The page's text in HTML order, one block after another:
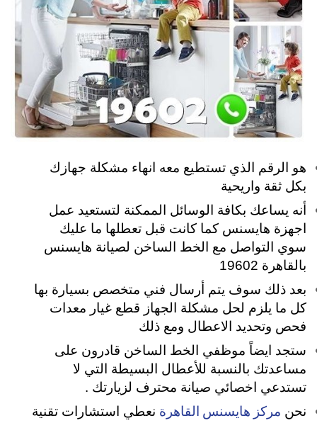
هو الرقم الذي تستطيع معه انهاء مشكلة جهازك
بكل ثقة واريحية
أنه يساعك بكافة الوسائل الممكنة لتستعيد عمل
اجهزة هايسنس كما كانت قبل تعطلها ما عليك
سوي التواصل مع الخط الساخن لصيانة هايسنس
بالقاهرة 19602
بعد ذلك سوف يتم أرسال فني متخصص بسيارة بها
كل ما يلزم لحل مشكلة الجهاز قطع غيار معدات
فحص وتحديد الاعطال ومع ذلك
ستجد ايضاً موظفي الخط الساخن قادرون على
مساعدتك بالنسبة للأعطال البسيطة التي لا
تستدعي اخصائي صيانة محترف لزيارتك .
نحن مركز هايسنس القاهرة نعطي استشارات تقنية